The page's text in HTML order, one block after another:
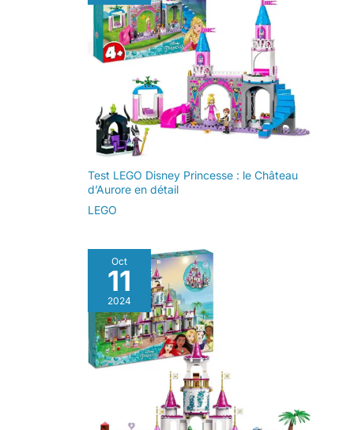
Test LEGO Disney Princesse : le Château
d’Aurore en détail
LEGO
Oct
11
2024